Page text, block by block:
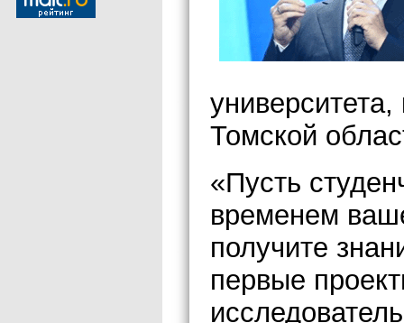
Томской
«Пусть
временем
получите
первые